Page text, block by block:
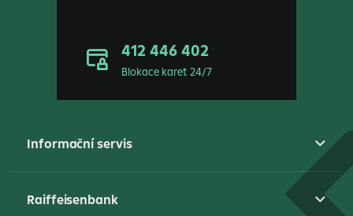
412 446 402
Blokace karet 24/7
Informační servis
Raiffeisenbank